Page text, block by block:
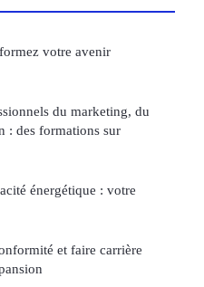
votre avenir
du marketing, du
: des formations sur
énergétique : votre
et faire carrière